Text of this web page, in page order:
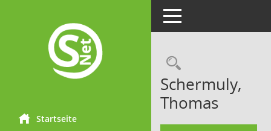
Startseite
Toggle navigation
Schermuly,
Thomas